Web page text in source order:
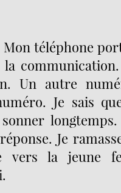
Mon téléphone
Un autre
Je sais
Je
la jeune